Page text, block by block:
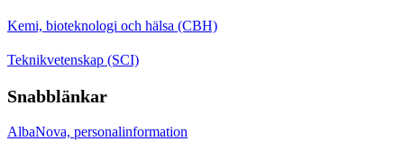
Kemi, bioteknologi och hälsa (CBH)
Teknikvetenskap (SCI)
Snabblänkar
AlbaNova, personalinformation